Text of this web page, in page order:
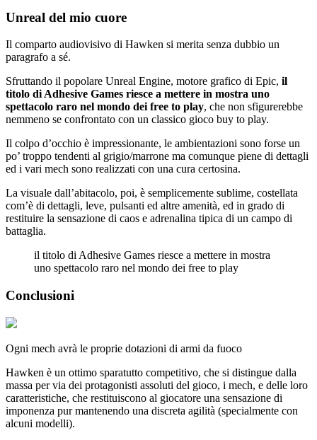
Unreal del mio cuore
Il comparto audiovisivo di Hawken si merita senza dubbio un
paragrafo a sé.
Sfruttando il popolare Unreal Engine, motore grafico di Epic, il
titolo di Adhesive Games riesce a mettere in mostra uno
spettacolo raro nel mondo dei free to play, che non sfigurerebbe
nemmeno se confrontato con un classico gioco buy to play.
Il colpo d’occhio è impressionante, le ambientazioni sono forse un
po’ troppo tendenti al grigio/marrone ma comunque piene di dettagli
ed i vari mech sono realizzati con una cura certosina.
La visuale dall’abitacolo, poi, è semplicemente sublime, costellata
com’è di dettagli, leve, pulsanti ed altre amenità, ed in grado di
restituire la sensazione di caos e adrenalina tipica di un campo di
battaglia.
il titolo di Adhesive Games riesce a mettere in mostra
uno spettacolo raro nel mondo dei free to play
Conclusioni
Ogni mech avrà le proprie dotazioni di armi da fuoco
Hawken è un ottimo sparatutto competitivo, che si distingue dalla
massa per via dei protagonisti assoluti del gioco, i mech, e delle loro
caratteristiche, che restituiscono al giocatore una sensazione di
imponenza pur mantenendo una discreta agilità (specialmente con
alcuni modelli).